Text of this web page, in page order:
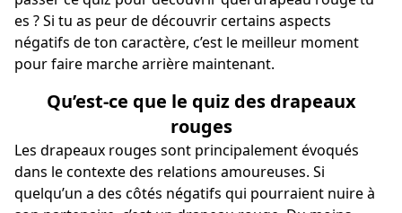
es ? Si tu as peur de découvrir certains aspects
négatifs de ton caractère, c’est le meilleur moment
pour faire marche arrière maintenant.
Qu’est-ce que le quiz des drapeaux
rouges
Les drapeaux rouges sont principalement évoqués
dans le contexte des relations amoureuses. Si
quelqu’un a des côtés négatifs qui pourraient nuire à